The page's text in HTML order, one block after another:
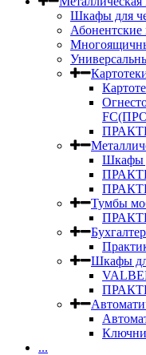
Шкафы для
Шкафы
Тумбы
Шкафы
...